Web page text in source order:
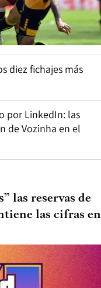
diez fichajes más
por LinkedIn: las
de Vozinha en el
las reservas de
las cifras en